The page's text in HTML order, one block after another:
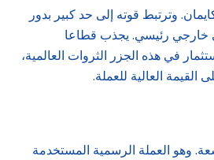
وترتبط قوته إلى حد كبير بدور
خارجي رئيسي. يجذب قطاعا
في هذه الجزر الثروات العالمية،
العالية للعملة.
وهو العملة الرسمية المستخدمة